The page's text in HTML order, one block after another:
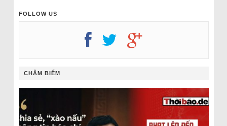
FOLLOW US
CHÂM BIẾM